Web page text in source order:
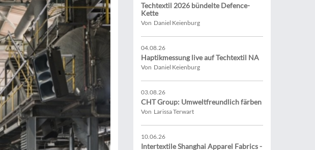
Techtextil 2026 bündelte Defence-
Kette
Von Daniel Keienburg
04.08.26
Haptikmessung live auf Techtextil NA
Von Daniel Keienburg
03.08.26
CHT Group: Umweltfreundlich färben
Von Larissa Terwart
10.06.26
Intertextile Shanghai Apparel Fabrics -